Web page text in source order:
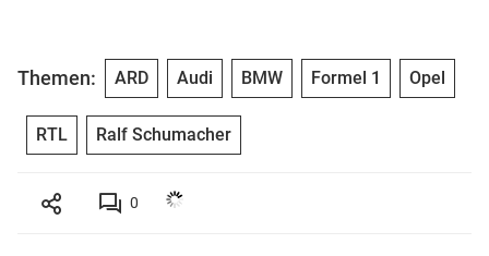
Themen: ARD Audi BMW Formel 1 Opel
RTL Ralf Schumacher
0